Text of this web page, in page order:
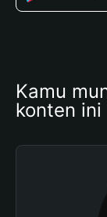
Kamu
konten ini